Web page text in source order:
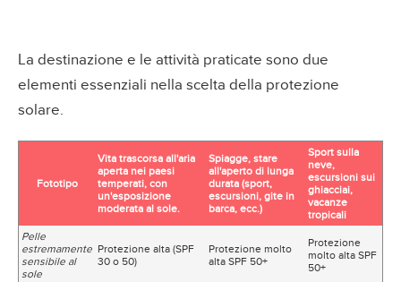
La destinazione e le attività praticate sono due
elementi essenziali nella scelta della protezione
solare.
Fototipo
Vita trascorsa all'aria
aperta nei paesi
temperati, con
un'esposizione
moderata al sole.
Spiagge, stare
all'aperto di lunga
durata (sport,
escursioni, gite in
barca, ecc.)
Sport sulla
neve,
escursioni sui
ghiacciai,
vacanze
tropicali
Pelle
estremamente
sensibile al
sole
Protezione alta (SPF
30 o 50)
Protezione molto
alta SPF 50+
Protezione
molto alta SPF
50+